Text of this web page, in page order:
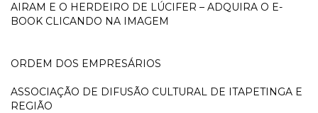
AIRAM E O HERDEIRO DE LÚCIFER – ADQUIRA O E-
BOOK CLICANDO NA IMAGEM
ORDEM DOS EMPRESÁRIOS
ASSOCIAÇÃO DE DIFUSÃO CULTURAL DE ITAPETINGA E
REGIÃO